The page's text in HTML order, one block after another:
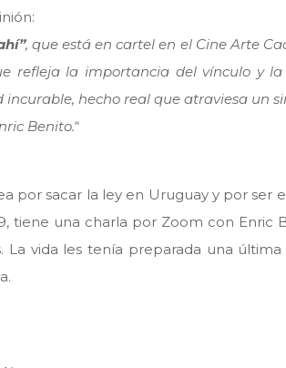
, que está en cartel en el Cine Arte
refleja la importancia del vínculo y la
hecho real que atraviesa un
Benito.“
por sacar la ley en Uruguay y por ser
tiene una charla por Zoom con Enric
vida les tenía preparada una última